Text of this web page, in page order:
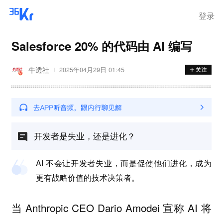
登录
Salesforce 20% 的代码由 AI 编写
牛透社 2025年04月29日 01:45
开发者是失业，还是进化？
AI 不会让开发者失业，而是促使他们进化，成为
更有战略价值的技术决策者。
当 Anthropic CEO Dario Amodei 宣称 AI 将